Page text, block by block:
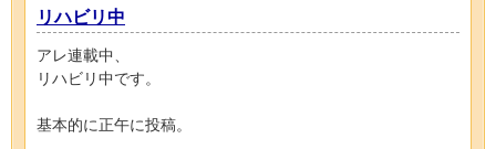
リハビリ中
アレ連載中、
リハビリ中です。
基本的に正午に投稿。